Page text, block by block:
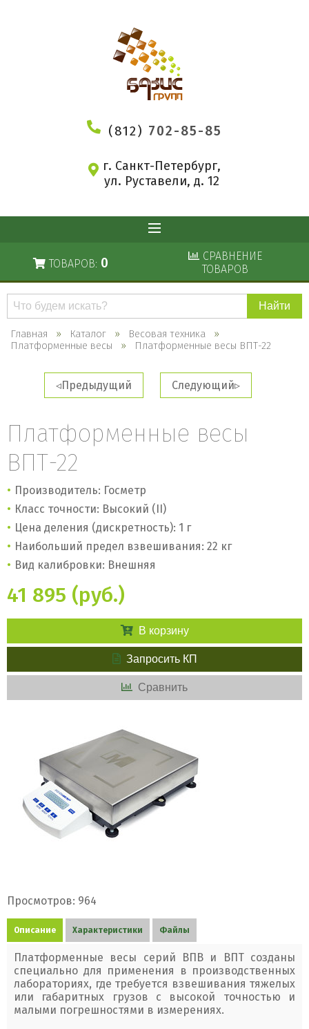
(812) 702-85-85
г. Санкт-Петербург,
ул. Руставели, д. 12
ТОВАРОВ: 0
СРАВНЕНИЕ
ТОВАРОВ
Поиск
каталогу
Главная Каталог
Весовая техника
Платформенные весы
Платформенные весы ВПТ-22
Предыдущий Следующий
Платформенные весы
ВПТ-22
Производитель: Госметр
Класс точности: Высокий (II)
Цена деления (дискретность): 1 г
Наибольший предел взвешивания: 22 кг
Вид калибровки: Внешняя
41 895 (руб.)
В корзину
Запросить КП
Сравнить
Просмотров: 964
Описание Характеристики Файлы
Платформенные весы серий ВПВ и ВПТ созданы
специально для применения в производственных
лабораториях, где требуется взвешивания тяжелых
или габаритных грузов с высокой точностью и
малыми погрешностями в измерениях.